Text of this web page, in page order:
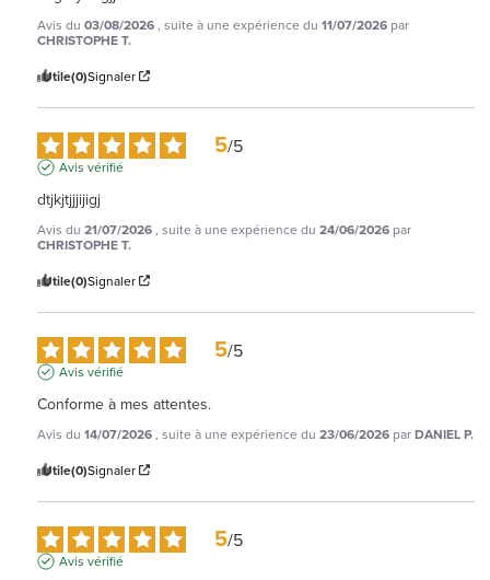
Avis du 03/08/2026, suite à une expérience du 11/07/2026 par
CHRISTOPHE T.
Utile(0)Signaler
5/5
Avis vérifié
dtjkjtjjjijigj
Avis du 21/07/2026, suite à une expérience du 24/06/2026 par
CHRISTOPHE T.
Utile(0)Signaler
5/5
Avis vérifié
Conforme à mes attentes.
Avis du 14/07/2026, suite à une expérience du 23/06/2026 parDANIEL P.
Utile(0)Signaler
5/5
Avis vérifié